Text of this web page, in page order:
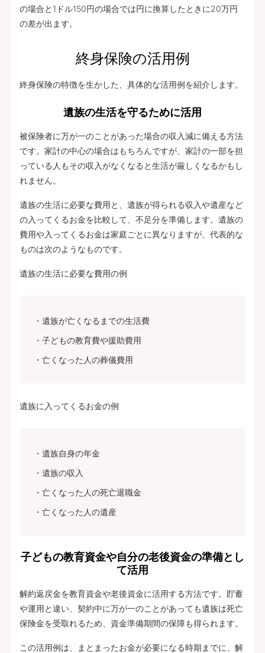
の場合と1ドル150円の場合では円に換算したときに20万円
の差が出ます。
終身保険の活用例
終身保険の特徴を生かした、具体的な活用例を紹介します。
遺族の生活を守るために活用
被保険者に万が一のことがあった場合の収入減に備える方法
です。家計の中心の場合はもちろんですが、家計の一部を担
っている人もその収入がなくなると生活が厳しくなるかもし
れません。
遺族の生活に必要な費用と、遺族が得られる収入や遺産など
の入ってくるお金を比較して、不足分を準備します。遺族の
費用や入ってくるお金は家庭ごとに異なりますが、代表的な
ものは次のようなものです。
遺族の生活に必要な費用の例
遺族が亡くなるまでの生活費
子どもの教育費や援助費用
亡くなった人の葬儀費用
遺族に入ってくるお金の例
遺族自身の年金
遺族の収入
亡くなった人の死亡退職金
亡くなった人の遺産
子どもの教育資金や自分の老後資金の準備とし
て活用
解約返戻金を教育資金や老後資金に活用する方法です。貯蓄
や運用と違い、契約中に万が一のことがあっても遺族は死亡
保険金を受取れるため、資金準備期間の保障も得られます。
この活用例は、まとまったお金が必要になる時期までに、解